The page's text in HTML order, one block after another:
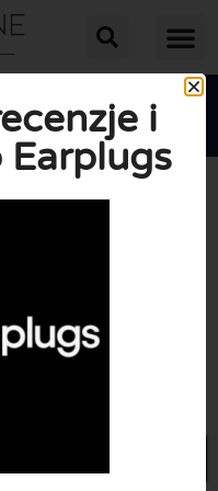

i
Earplugs